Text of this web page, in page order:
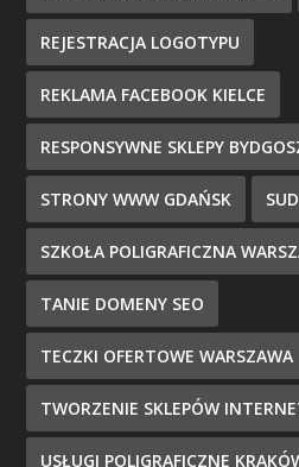
REJESTRACJA LOGOTYPU
REKLAMA FACEBOOK KIELCE
RESPONSYWNE SKLEPY
STRONY WWW GDAŃSK
SZKOŁA POLIGRAFICZNA
TANIE DOMENY SEO
TECZKI OFERTOWE WARSZAWA
TWORZENIE SKLEPÓW
USŁUGI POLIGRAFICZNE